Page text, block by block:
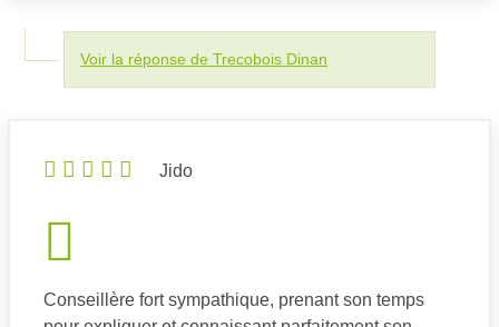
Voir la réponse de Trecobois Dinan
Jido
Conseillère fort sympathique, prenant son temps